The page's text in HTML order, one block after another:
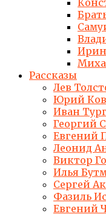
Рассказы
Лев
Юрий
Иван
Георгий
Евгений
Леонид
Виктор
Илья
Сергей
Фазиль
Евгений